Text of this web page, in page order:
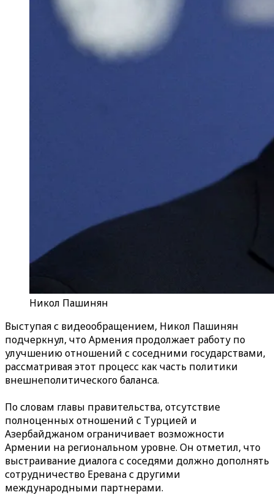
Никол Пашинян
Выступая с видеообращением, Никол Пашинян
подчеркнул, что Армения продолжает работу по
улучшению отношений с соседними государствами,
рассматривая этот процесс как часть политики
внешнеполитического баланса.
По словам главы правительства, отсутствие
полноценных отношений с Турцией и
Азербайджаном ограничивает возможности
Армении на региональном уровне. Он отметил, что
выстраивание диалога с соседями должно дополнять
сотрудничество Еревана с другими
международными партнерами.